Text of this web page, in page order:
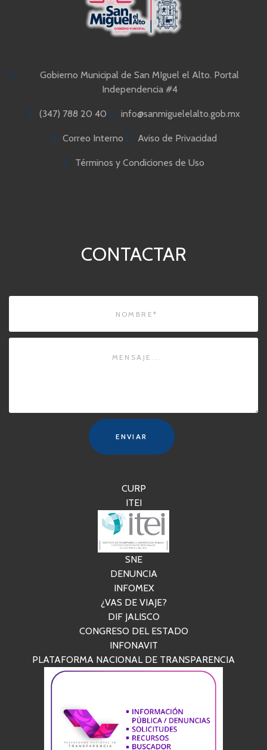
Gobierno Municipal de San MIguel el Alto. Portal
Independencia #4
(347) 788 20 40 info@sanmiguelelalto.gob.mx
Correo Interno Aviso de Privacidad
Términos y Condiciones de Uso
CONTACTAR
ENVIAR
CURP
ITEI
SNE
DENUNCIA
INFOMEX
¿VAS DE VIAJE?
DIF JALISCO
CONGRESO DEL ESTADO
INFONAVIT
PLATAFORMA NACIONAL DE TRANSPARENCIA